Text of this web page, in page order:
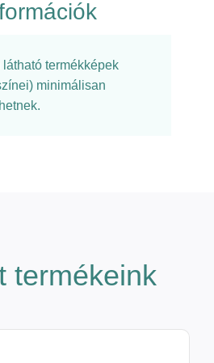
termékképek
minimálisan
termékeink